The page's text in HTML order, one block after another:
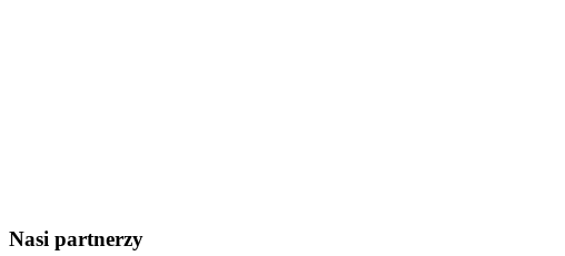
Nasi partnerzy